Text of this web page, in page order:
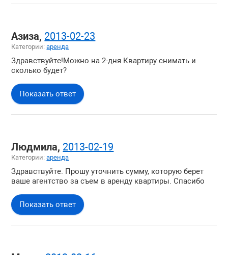
Азиза, 2013-02-23
Категории:аренда
Здравствуйте!Можно на 2-дня Квартиру снимать и
сколько будет?
Показать ответ
Людмила, 2013-02-19
Категории:аренда
Здравствуйте. Прошу уточнить сумму, которую берет
ваше агентство за съем в аренду квартиры. Спасибо
Показать ответ